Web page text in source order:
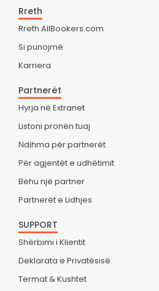
Rreth
Rreth AllBookers.com
Si punojmë
Karriera
Partnerët
Hyrja në Extranet
Listoni pronën tuaj
Ndihma për partnerët
Për agjentët e udhëtimit
Bëhu një partner
Partnerët e Lidhjes
SUPPORT
Shërbimi i Klientit
Deklarata e Privatësisë
Termat & Kushtet